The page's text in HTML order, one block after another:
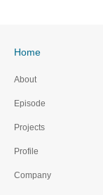
Home
About
Episode
Projects
Profile
Company